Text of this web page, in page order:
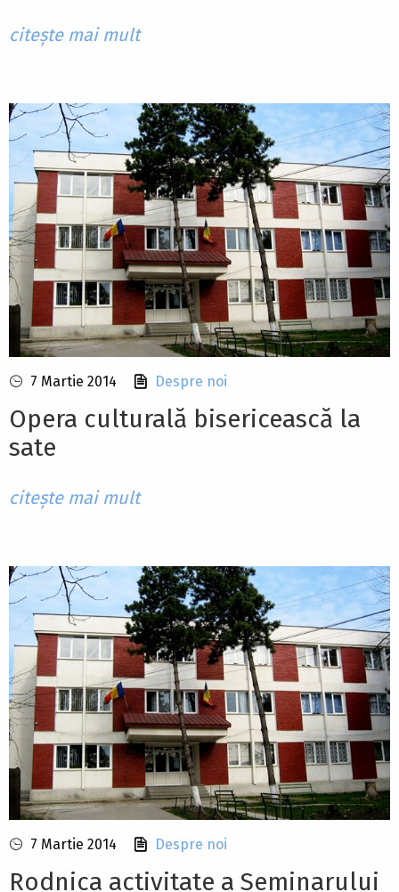
citește mai mult
7 Martie 2014 Despre noi
Opera culturală bisericească la
sate
citește mai mult
7 Martie 2014 Despre noi
Rodnica activitate a Seminarului